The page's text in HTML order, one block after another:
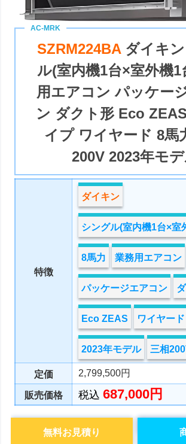
SZRM224BA ダイキ
ル(室内機1台×室外機1
用エアコン パッケー
ン ダクト形 Eco
イプ ワイヤード 8馬
200V 2023年モ
特徴
ダイキン
シングル(室内機1台×室
8馬力 業務用エアコン
パッケージエアコン
Eco ZEAS ワイヤード
2023年モデル 三相
定価 2,799,500円
販売価格 税込687,000円
無料お見積り